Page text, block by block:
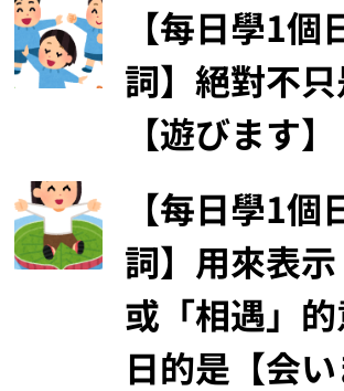
【每日學1個
詞】絕對不
【遊びます】
【每日學1個
詞】用來表示
或「相遇」
日的是【会い